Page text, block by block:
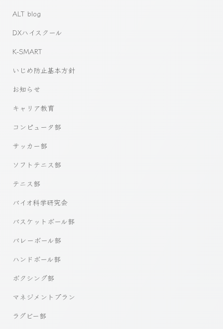
ALT blog
DXハイスクール
K-SMART
いじめ防止基本方針
お知らせ
キャリア教育
コンピュータ部
サッカー部
ソフトテニス部
テニス部
バイオ科学研究会
バスケットボール部
バレーボール部
ハンドボール部
ボクシング部
マネジメントプラン
ラグビー部